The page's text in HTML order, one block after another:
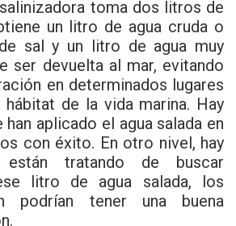
toma dos litros de
un litro de agua cruda o
sal y un litro de agua muy
ser devuelta al mar, evitando
en determinados lugares
de la vida marina. Hay
aplicado el agua salada en
con éxito. En otro nivel, hay
tratando de buscar
litro de agua salada, los
podrían tener una buena